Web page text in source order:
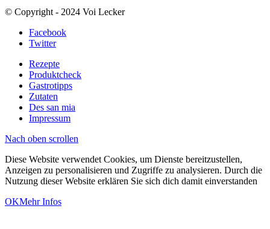
© Copyright - 2024 Voi Lecker
Facebook
Twitter
Rezepte
Produktcheck
Gastrotipps
Zutaten
Des san mia
Impressum
Nach oben scrollen
Diese Website verwendet Cookies, um Dienste bereitzustellen,
Anzeigen zu personalisieren und Zugriffe zu analysieren. Durch die
Nutzung dieser Website erklären Sie sich dich damit einverstanden
OKMehr Infos